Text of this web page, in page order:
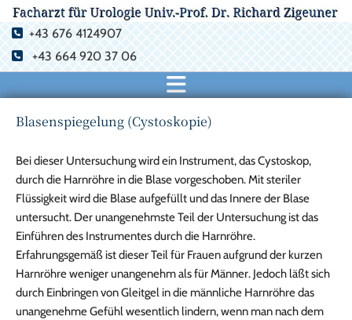
 +43 676 4124907
 +43 664 920 37 06
Blasenspiegelung (Cystoskopie)
Bei dieser Untersuchung wird ein Instrument, das Cystoskop,
durch die Harnröhre in die Blase vorgeschoben. Mit steriler
Flüssigkeit wird die Blase aufgefüllt und das Innere der Blase
untersucht. Der unangenehmste Teil der Untersuchung ist das
Einführen des Instrumentes durch die Harnröhre.
Erfahrungsgemäß ist dieser Teil für Frauen aufgrund der kurzen
Harnröhre weniger unangenehm als für Männer. Jedoch läßt sich
durch Einbringen von Gleitgel in die männliche Harnröhre das
unangenehme Gefühl wesentlich lindern, wenn man nach dem